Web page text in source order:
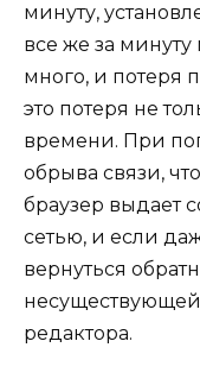
минуту,
все же за
много, и потеря
это потеря не
времени. При
обрыва связи,
браузер выдает
сетью, и если
вернуться
редактора.